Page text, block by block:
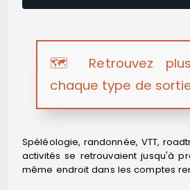
🗺️ Retrouvez
chaque type de
Spéléologie, randonnée, VTT,
activités se retrouvaient jusqu'à
même endroit dans les comptes